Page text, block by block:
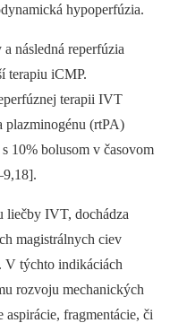
hypoperfúzia.
následná reperfúzia
terapiu iCMP.
terapii IVT
plazminogénu (rtPA)
10% bolusom v časovom
liečby IVT, dochádza
magistrálnych ciev
V týchto indikáciách
rozvoju mechanických
fragmentácie, či